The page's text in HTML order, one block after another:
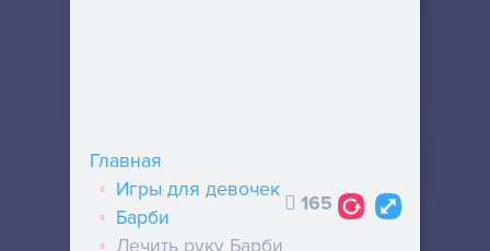
Главная
Игры для девочек
Барби
Лечить руку Барби
165